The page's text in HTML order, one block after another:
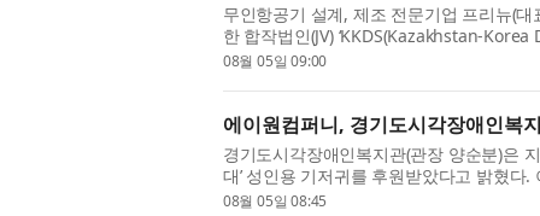
무인항공기 설계, 제조 전문기업 프리뉴(
한 합작법인(JV) ‘KKDS(Kazakhstan-
아 드론 시장 공략을 위한 현지 생산 체계
08월 05일 09:00
에이원컴퍼니, 경기도시각장애인복
경기도시각장애인복지관(관장 양순분)은
대’ 성인용 기저귀를 후원받았다고 밝혔
함께하는 첫 나눔으로, 경제적 부담 등으
08월 05일 08:45